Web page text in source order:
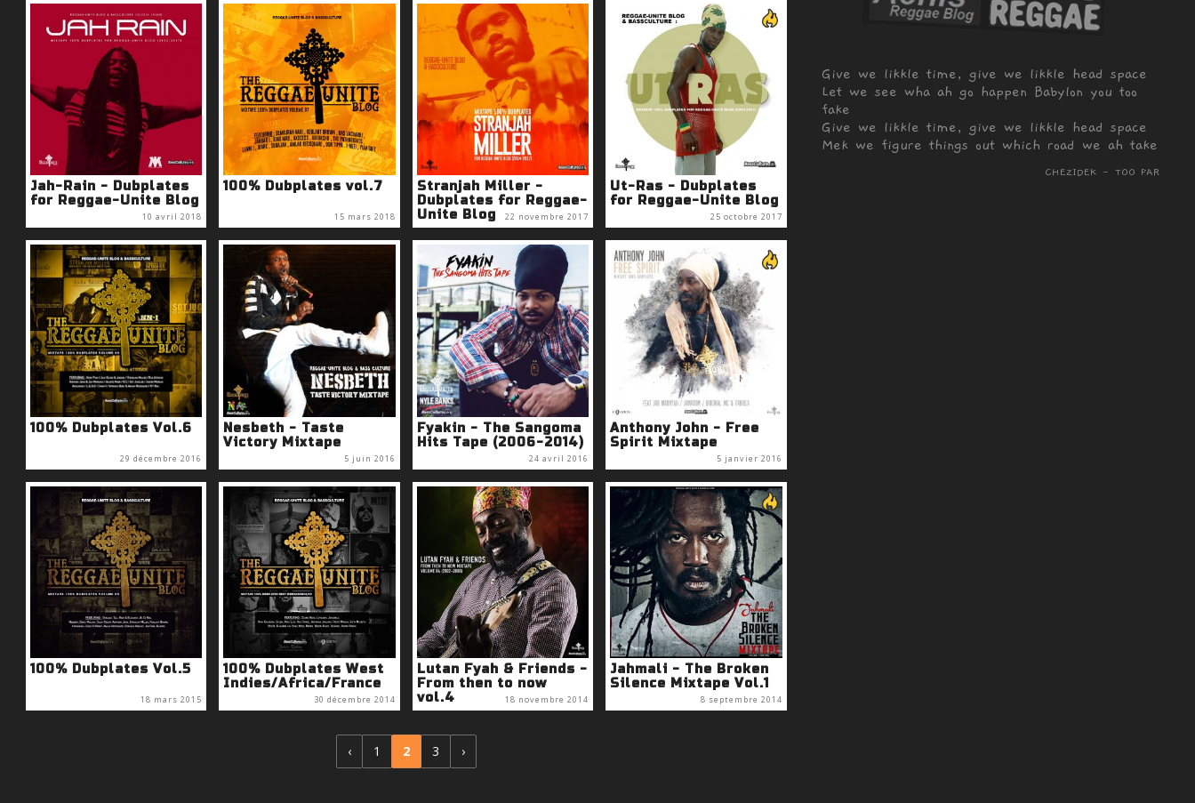
Jah-Rain - Dubplates
for Reggae-Unite Blog
10 avril 2018
100% Dubplates vol.7
15 mars 2018
Stranjah Miller -
Dubplates for Reggae-
Unite Blog
22 novembre 2017
Ut-Ras - Dubplates
for Reggae-Unite Blog
25 octobre 2017
100% Dubplates Vol.6
29 décembre 2016
Nesbeth - Taste
Victory Mixtape
5 juin 2016
Fyakin - The Sangoma
Hits Tape (2006-2014)
24 avril 2016
Anthony John - Free
Spirit Mixtape
5 janvier 2016
100% Dubplates Vol.5
18 mars 2015
100% Dubplates West
Indies/Africa/France
30 décembre 2014
Lutan Fyah & Friends -
From then to now
vol.4
18 novembre 2014
Jahmali - The Broken
Silence Mixtape Vol.1
8 septembre 2014
‹ 1 2 3 ›
Give we likkle time, give we likkle head space
Let we see wha ah go happen Babylon you too
fake
Give we likkle time, give we likkle head space
Mek we figure things out which road we ah take
CHEZIDEK - TOO FAR